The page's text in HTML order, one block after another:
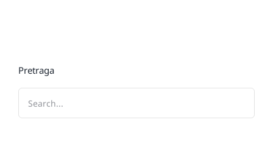
Pretraga